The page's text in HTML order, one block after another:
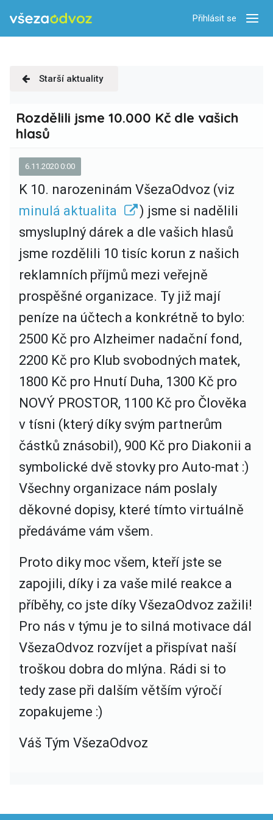
Přihlásit se
Starší aktuality
Rozdělili jsme 10.000 Kč dle vašich
hlasů
6.11.2020 0:00
K 10. narozeninám VšezaOdvoz (viz
minulá aktualita
) jsme si nadělili
smysluplný dárek a dle vašich hlasů
jsme rozdělili 10 tisíc korun z našich
reklamních příjmů mezi veřejně
prospěšné organizace. Ty již mají
peníze na účtech a konkrétně to bylo:
2500 Kč pro Alzheimer nadační fond,
2200 Kč pro Klub svobodných matek,
1800 Kč pro Hnutí Duha, 1300 Kč pro
NOVÝ PROSTOR, 1100 Kč pro Člověka
v tísni (který díky svým partnerům
částků znásobil), 900 Kč pro Diakonii a
symbolické dvě stovky pro Auto-mat :)
Všechny organizace nám poslaly
děkovné dopisy, které tímto virtuálně
předáváme vám všem.
Proto diky moc všem, kteří jste se
zapojili, díky i za vaše milé reakce a
příběhy, co jste díky VšezaOdvoz zažili!
Pro nás v týmu je to silná motivace dál
VšezaOdvoz rozvíjet a přispívat naší
troškou dobra do mlýna. Rádi si to
tedy zase při dalším větším výročí
zopakujeme :)
Váš Tým VšezaOdvoz